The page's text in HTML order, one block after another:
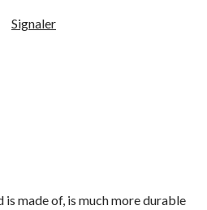
Signaler
made of, is much more durable